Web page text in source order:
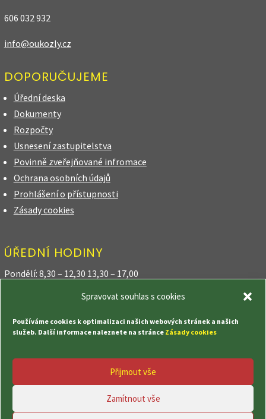
Spravovat souhlas s cookies
Používáme cookies k optimalizaci našich webových stránek a našich
služeb. Další informace naleznete na stránce Zásady cookies
Přijmout vše
Zamítnout vše
606 032 932
info@oukozly.cz
DOPORUČUJEME
Úřední deska
Dokumenty
Rozpočty
Usnesení zastupitelstva
Povinně zveřejňované infromace
Ochrana osobních údajů
Prohlášení o přístupnosti
Zásady cookies
ÚŘEDNÍ HODINY
Pondělí: 8,30 – 12,30 13,30 – 17,00
Středa: 8,30 – 12,30 13,30 – 17,00